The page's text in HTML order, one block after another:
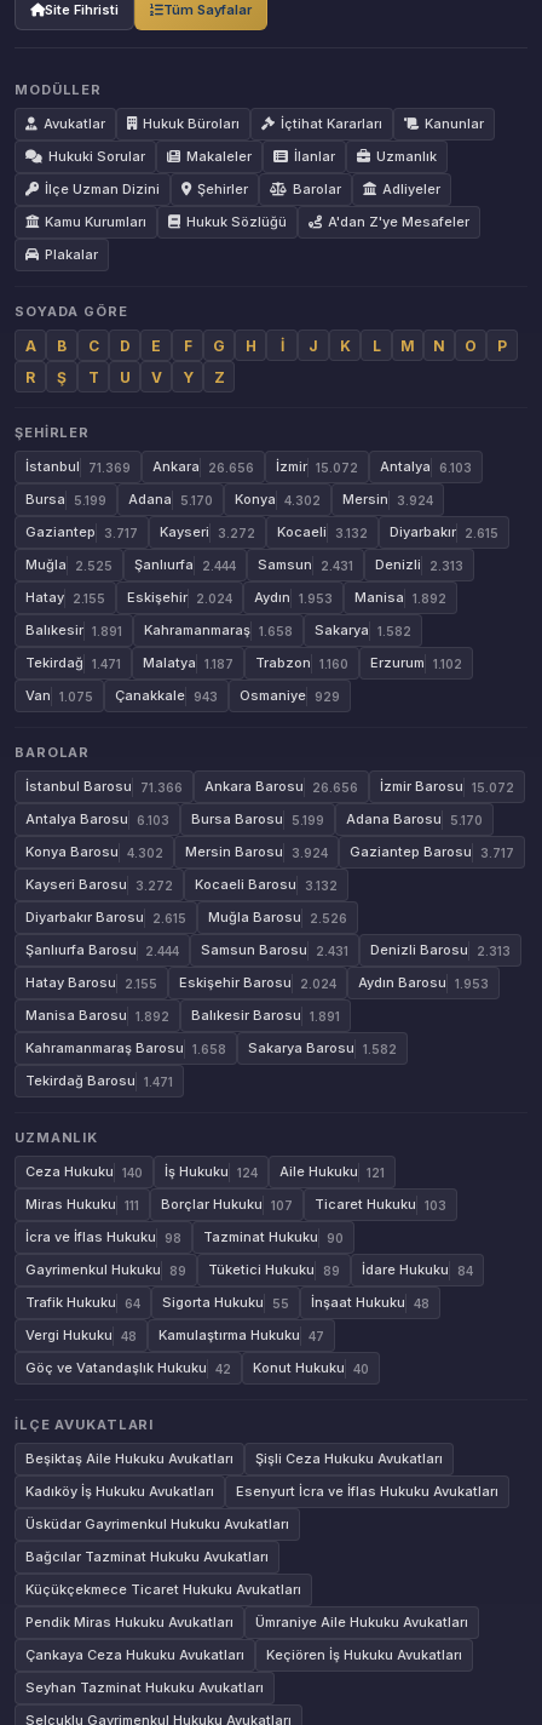
Site Fihristi Tüm Sayfalar
MODÜLLER
Avukatlar
Hukuk Büroları İçtihat Kararları
Kanunlar
Hukuki Sorular
Makaleler İlanlar
Uzmanlık
İlçe Uzman Dizini
Şehirler Barolar
Adliyeler
Kamu Kurumları
Hukuk Sözlüğü
A'dan Z'ye Mesafeler
Plakalar
SOYADA GÖRE
A B C D E F G H İ J K L M N O
P
R
Ş T U V Y Z
ŞEHIRLER
İstanbul
71.369 Ankara 26.656 İzmir 15.072 Antalya 6.103
Bursa 5.199 Adana 5.170 Konya 4.302 Mersin 3.924
Gaziantep 3.717 Kayseri 3.272 Kocaeli 3.132 Diyarbakır 2.615
Muğla 2.525 Şanlıurfa 2.444 Samsun 2.431 Denizli 2.313
Hatay 2.155 Eskişehir 2.024 Aydın 1.953 Manisa 1.892
Balıkesir 1.891 Kahramanmaraş 1.658 Sakarya 1.582
Tekirdağ 1.471 Malatya 1.187 Trabzon 1.160 Erzurum 1.102
Van 1.075 Çanakkale 943 Osmaniye 929
BAROLAR
İstanbul Barosu
71.366 Ankara Barosu 26.656 İzmir Barosu 15.072
Antalya Barosu 6.103 Bursa Barosu 5.199 Adana Barosu 5.170
Konya Barosu 4.302 Mersin Barosu 3.924 Gaziantep Barosu 3.717
Kayseri Barosu 3.272 Kocaeli Barosu 3.132
Diyarbakır Barosu 2.615 Muğla Barosu 2.526
Şanlıurfa Barosu 2.444 Samsun Barosu 2.431 Denizli Barosu 2.313
Hatay Barosu 2.155 Eskişehir Barosu 2.024 Aydın Barosu 1.953
Manisa Barosu 1.892 Balıkesir Barosu 1.891
Kahramanmaraş Barosu 1.658 Sakarya Barosu 1.582
Tekirdağ Barosu 1.471
UZMANLIK
Ceza Hukuku
140 İş Hukuku 124 Aile Hukuku 121
Miras Hukuku 111 Borçlar Hukuku 107 Ticaret Hukuku 103
İcra ve İflas Hukuku 98 Tazminat Hukuku 90
Gayrimenkul Hukuku 89 Tüketici Hukuku 89 İdare Hukuku 84
Trafik Hukuku 64 Sigorta Hukuku 55 İnşaat Hukuku 48
Vergi Hukuku 48 Kamulaştırma Hukuku 47
Göç ve Vatandaşlık Hukuku 42 Konut Hukuku 40
İLÇE AVUKATLARI
Beşiktaş Aile Hukuku Avukatları
Şişli Ceza Hukuku Avukatları
Kadıköy İş Hukuku Avukatları
Esenyurt İcra ve İflas Hukuku Avukatları
Üsküdar Gayrimenkul Hukuku Avukatları
Bağcılar Tazminat Hukuku Avukatları
Küçükçekmece Ticaret Hukuku Avukatları
Pendik Miras Hukuku Avukatları
Ümraniye Aile Hukuku Avukatları
Çankaya Ceza Hukuku Avukatları
Keçiören İş Hukuku Avukatları
Seyhan Tazminat Hukuku Avukatları
Selçuklu Gayrimenkul Hukuku Avukatları